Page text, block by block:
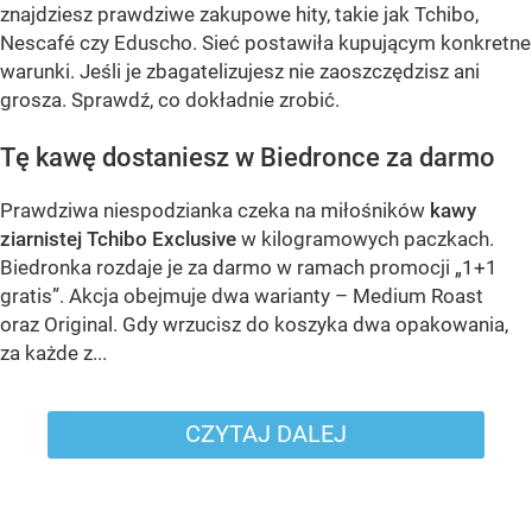
znajdziesz prawdziwe zakupowe hity, takie jak Tchibo,
Nescafé czy Eduscho. Sieć postawiła kupującym konkretne
warunki. Jeśli je zbagatelizujesz nie zaoszczędzisz ani
grosza. Sprawdź, co dokładnie zrobić.
Tę kawę dostaniesz w Biedronce za darmo
Prawdziwa niespodzianka czeka na miłośników kawy
ziarnistej Tchibo Exclusive w kilogramowych paczkach.
Biedronka rozdaje je za darmo w ramach promocji „1+1
gratis”. Akcja obejmuje dwa warianty – Medium Roast
oraz Original. Gdy wrzucisz do koszyka dwa opakowania,
za każde z...
CZYTAJ DALEJ